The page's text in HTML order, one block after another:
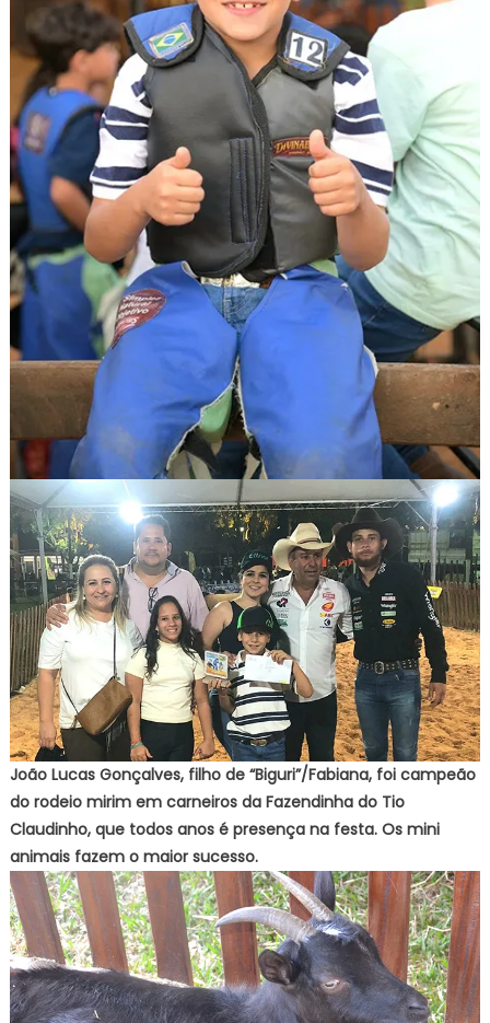
João Lucas Gonçalves, filho de “Biguri”/Fabiana, foi campeão
do rodeio mirim em carneiros da Fazendinha do Tio
Claudinho, que todos anos é presença na festa. Os mini
animais fazem o maior sucesso.